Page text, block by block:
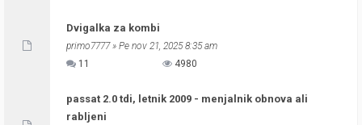
Dvigalka za kombi
primo7777» Pe nov 21, 2025 8:35 am
11
4980
passat 2.0 tdi, letnik 2009 - menjalnik obnova ali
rabljeni